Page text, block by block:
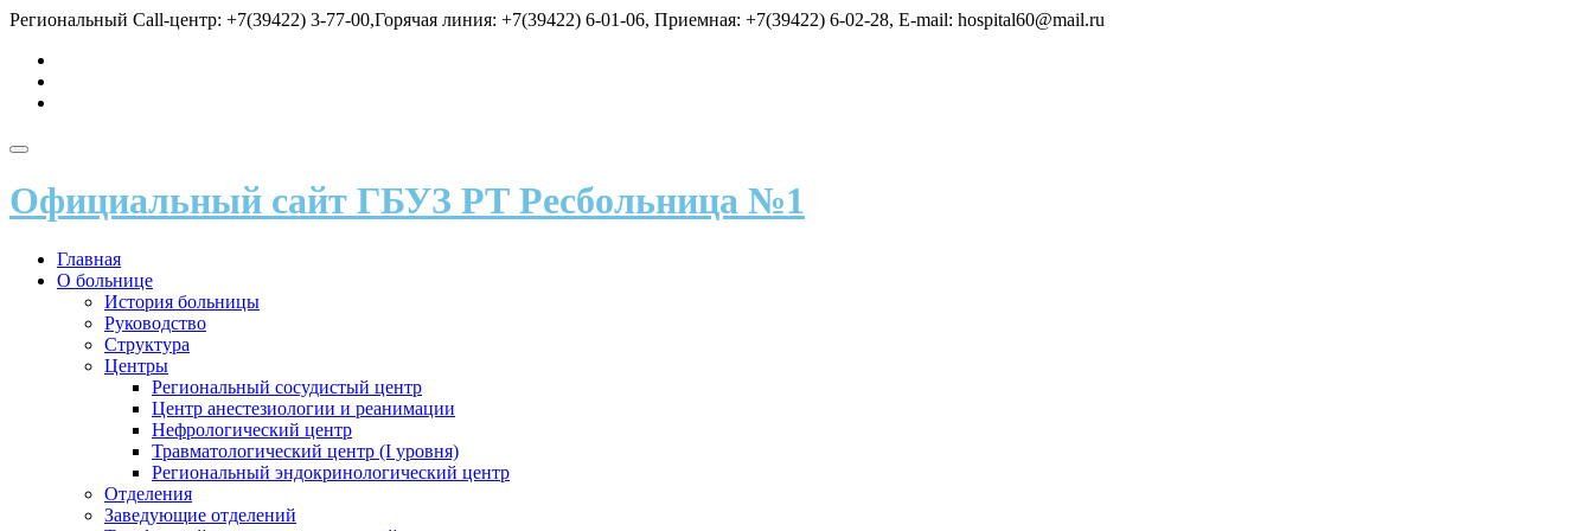
Перейти
содержимому
Региональный Call-центр: +7(39422) 3-77-00,Горячая линия: +7(39422) 6-01-06, Приемная: +7(39422) 6-02-28, E-mail: hospital60@mail.ru
Показать/
навигацию
Официальный сайт ГБУЗ РТ Ресбольница №1
Главная
О больнице
История больницы
Руководство
Структура
Центры
Региональный сосудистый центр
Центр анестезиологии и реанимации
Нефрологический центр
Травматологический центр (I уровня)
Региональный эндокринологический центр
Отделения
Заведующие отделений